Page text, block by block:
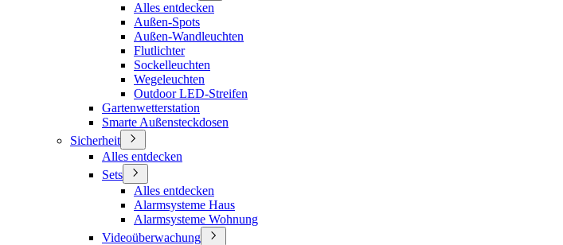
Alles entdecken
Außen-Spots
Außen-Wandleuchten
Flutlichter
Sockelleuchten
Wegeleuchten
Outdoor LED-Streifen
Gartenwetterstation
Smarte Außensteckdosen
Sicherheit
Alles entdecken
Sets
Alles entdecken
Alarmsysteme Haus
Alarmsysteme Wohnung
Videoüberwachung